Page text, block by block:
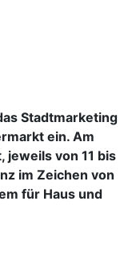
Stadtmarketing
ein. Am
jeweils von 11 bis
im Zeichen von
für Haus und